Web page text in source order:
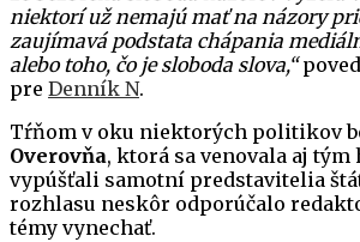
niektorí už nemajú mať na názory
zaujímavá podstata chápania
alebo toho, čo je sloboda slova,“
pre Denník N.
Tŕňom v oku niektorých politikov
Overovňa, ktorá sa venovala aj tým
vypúšťali samotní predstavitelia
rozhlasu neskôr odporúčalo
témy vynechať.